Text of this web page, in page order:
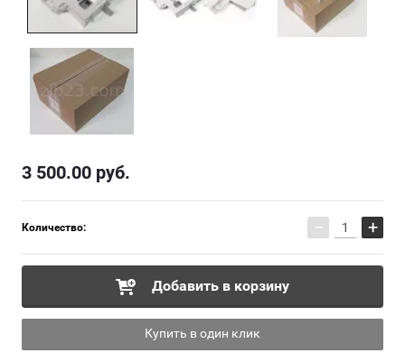
3 500.00 руб.
Количество: − +
Добавить в корзину
Купить в один клик